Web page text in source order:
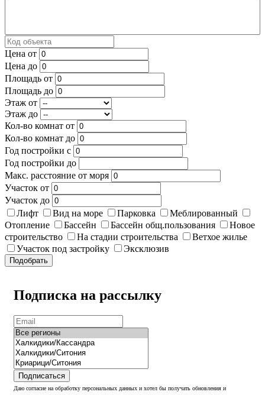
Цена от
Цена до
Площадь от
Площадь до
Этаж от
Этаж до
Кол-во комнат от
Кол-во комнат до
Год постройки с
Год постройки до
Макс. расстояние от моря
Участок от
Участок до
Лифт
Вид на море Парковка
Меблированный
Отопление
Бассейн Бассейн общ.пользования
Новое
строительство
На стадии строительства
Ветхое жилье
Участок под застройку
Эксклюзив
Подобрать
Подписка на рассылку
Подписаться
Даю согласие на обработку персональных данных и хотел бы получать обновления и